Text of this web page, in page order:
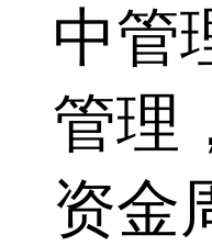
中管
管理
资金